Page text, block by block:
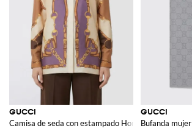
GUCCI
Camisa de seda con estampado Horsebit
GUCCI
Bufanda mujer